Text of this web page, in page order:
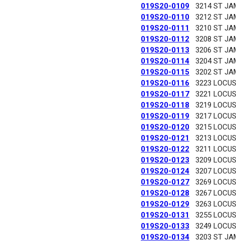
019S20-0109
3214 ST
019S20-0110
3212 ST
019S20-0111
3210 ST
019S20-0112
3208 ST
019S20-0113
3206 ST
019S20-0114
3204 ST
019S20-0115
3202 ST
019S20-0116
3223
019S20-0117
3221
019S20-0118
3219
019S20-0119
3217
019S20-0120
3215
019S20-0121
3213
019S20-0122
3211
019S20-0123
3209
019S20-0124
3207
019S20-0127
3269
019S20-0128
3267
019S20-0129
3263
019S20-0131
3255
019S20-0133
3249
019S20-0134
3203 ST